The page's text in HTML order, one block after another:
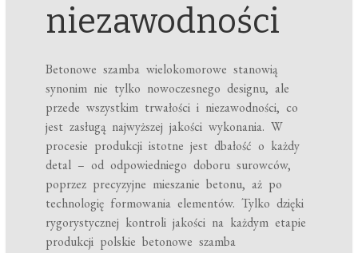
niezawodności
Betonowe szamba wielokomorowe stanowią
synonim nie tylko nowoczesnego designu, ale
przede wszystkim trwałości i niezawodności, co
jest zasługą najwyższej jakości wykonania. W
procesie produkcji istotne jest dbałość o każdy
detal – od odpowiedniego doboru surowców,
poprzez precyzyjne mieszanie betonu, aż po
technologię formowania elementów. Tylko dzięki
rygorystycznej kontroli jakości na każdym etapie
produkcji polskie betonowe szamba